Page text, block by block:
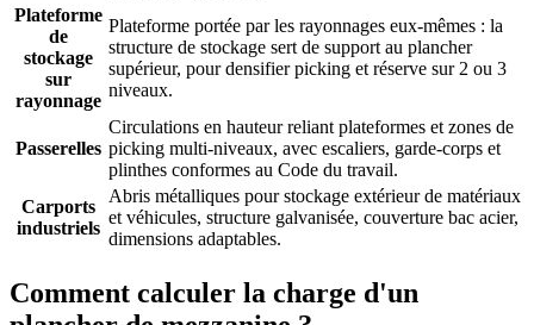
Plateforme
de
stockage
sur
rayonnage
Plateforme portée par les rayonnages eux-mêmes : la
structure de stockage sert de support au plancher
supérieur, pour densifier picking et réserve sur 2 ou 3
niveaux.
Passerelles
Circulations en hauteur reliant plateformes et zones de
picking multi-niveaux, avec escaliers, garde-corps et
plinthes conformes au Code du travail.
Carports
industriels
Abris métalliques pour stockage extérieur de matériaux
et véhicules, structure galvanisée, couverture bac acier,
dimensions adaptables.
Comment calculer la charge d'un